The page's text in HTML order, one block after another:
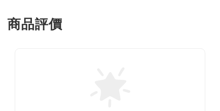
商品評價